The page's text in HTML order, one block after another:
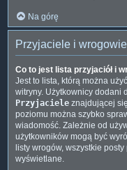
Na górę
Przyjaciele i wrogowie
Co to jest lista przyjaciół i
Jest to lista, którą można
witryny. Użytkownicy dodani
Przyjaciele znajdującej
poziomu można szybko
wiadomość. Zależnie od
użytkowników mogą być
listy wrogów, wszystkie
wyświetlane.